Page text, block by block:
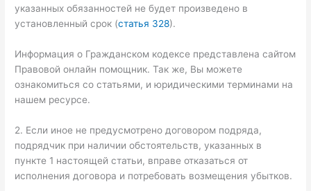
указанных обязанностей не будет произведено в
установленный срок (статья 328).
Информация о Гражданском кодексе представлена сайтом
Правовой онлайн помощник. Так же, Вы можете
ознакомиться со статьями, и юридическими терминами на
нашем ресурсе.
2. Если иное не предусмотрено договором подряда,
подрядчик при наличии обстоятельств, указанных в
пункте 1 настоящей статьи, вправе отказаться от
исполнения договора и потребовать возмещения убытков.